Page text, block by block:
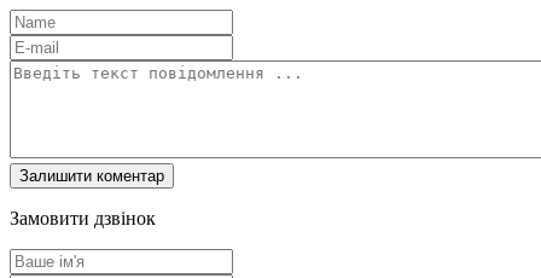
Замовити дзвінок